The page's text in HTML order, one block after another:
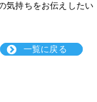
気持ちをお伝えしたい
一覧に戻る